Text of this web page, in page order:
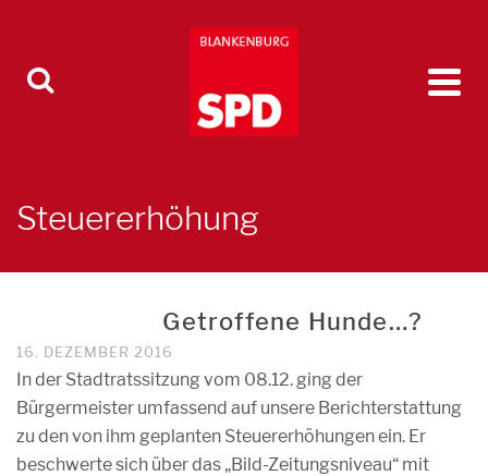
Steuererhöhung
Getroffene Hunde…?
16. DEZEMBER 2016
In der Stadtratssitzung vom 08.12. ging der
Bürgermeister umfassend auf unsere Berichterstattung
zu den von ihm geplanten Steuererhöhungen ein. Er
beschwerte sich über das „Bild-Zeitungsniveau“ mit